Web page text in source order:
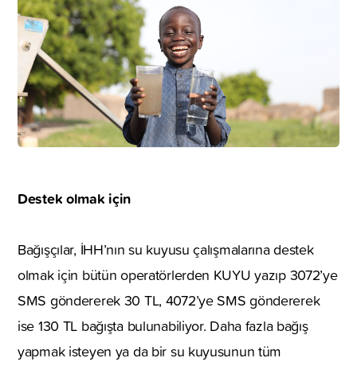
Destek olmak için
Bağışçılar, İHH’nın su kuyusu çalışmalarına destek
olmak için bütün operatörlerden KUYU yazıp 3072’ye
SMS göndererek 30 TL, 4072’ye SMS göndererek
ise 130 TL bağışta bulunabiliyor. Daha fazla bağış
yapmak isteyen ya da bir su kuyusunun tüm